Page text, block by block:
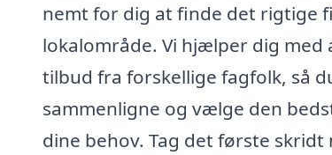
nemt for dig at finde det rigtige
lokalområde. Vi hjælper dig med
tilbud fra forskellige fagfolk, så
sammenligne og vælge den
dine behov. Tag det første skridt